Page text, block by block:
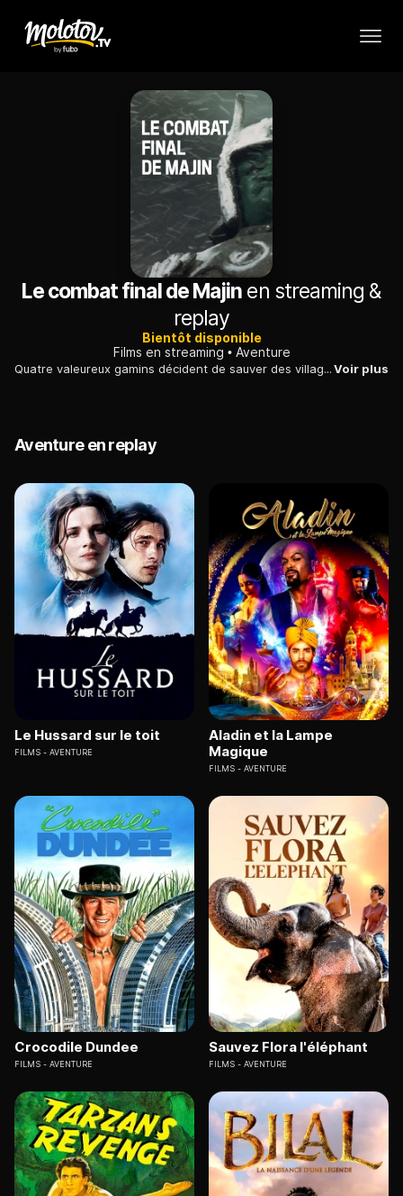
Le combat final de Majin en streaming &
replay
Bientôt disponible
Films en streaming
Aventure
Quatre valeureux gamins décident de sauver des villageois forcés à construire une maison dans la vallée de la mort pour le compte d'un seigneur.Voir plus
Aventure en replay
Le Hussard sur le toit
FILMS AVENTURE
Aladin et la Lampe
Magique
FILMS AVENTURE
Crocodile Dundee
FILMS AVENTURE
Sauvez Flora l'éléphant
FILMS AVENTURE